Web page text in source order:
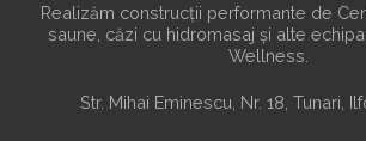
Realizăm construcții performante de
saune, căzi cu hidromasaj și alte
Wellness.
Str. Mihai Eminescu, Nr. 18, Tunari,